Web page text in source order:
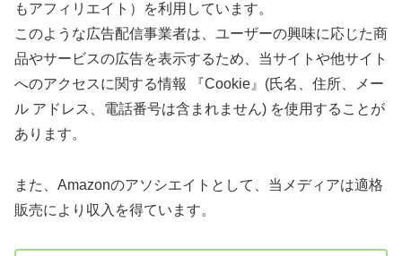
もアフィリエイト）を利用しています。
このような広告配信事業者は、ユーザーの興味に応じた商
品やサービスの広告を表示するため、当サイトや他サイト
へのアクセスに関する情報 『Cookie』(氏名、住所、メー
ル アドレス、電話番号は含まれません) を使用することが
あります。
また、Amazonのアソシエイトとして、当メディアは適格
販売により収入を得ています。